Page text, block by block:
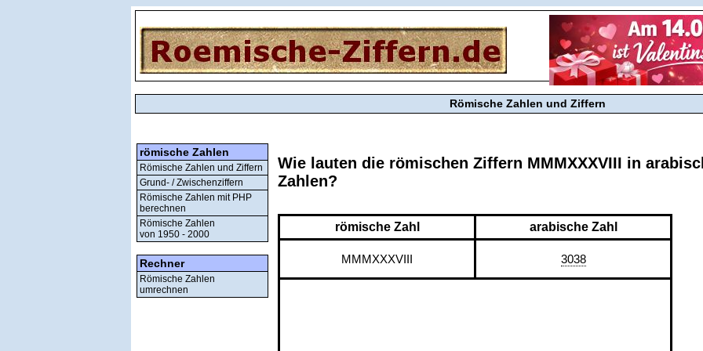
Römische Zahlen und Ziffern
römische Zahlen
Römische Zahlen und Ziffern
Grund- / Zwischenziffern
Römische Zahlen mit PHP
berechnen
Römische Zahlen
von 1950 - 2000
Rechner
Römische Zahlen
umrechnen
Wie lauten die römischen Ziffern MMMXXXVIII in
Zahlen?
römische Zahl arabische Zahl
MMMXXXVIII 3038